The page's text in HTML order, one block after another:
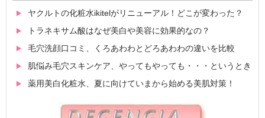
ヤクルトの化粧水ikitelがリニューアル！どこが変わった？
トラネキサム酸はなぜ美白や美容に効果的なの？
毛穴洗顔口コミ、くろあわわとどろあわわの違いを比較
肌悩み毛穴スキンケア、やってもやっても・・・というとき
薬用美白化粧水、夏に向けていまから始める美肌対策！